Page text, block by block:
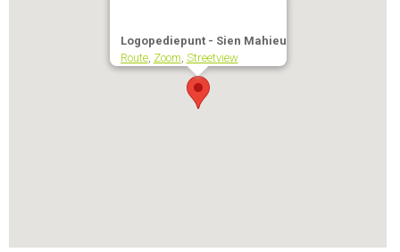
Logopediepunt - Sien Mahieu
Route, Zoom, Streetview